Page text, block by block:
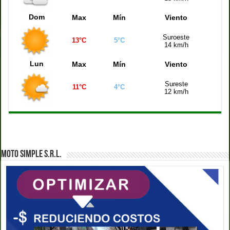
Dom Max Mín Viento
13°C 5°C
Suroeste
14 km/h
Lun Max Mín Viento
11°C 4°C
Sureste
12 km/h
MOTO SIMPLE S.R.L.